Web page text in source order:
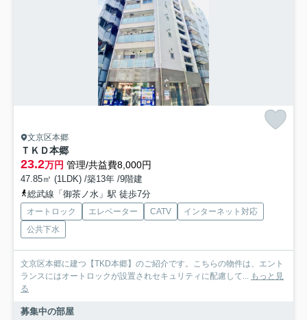
文京区本郷
ＴＫＤ本郷
23.2万円 管理/共益費8,000円
47.85㎡ (1LDK) /築13年 /9階建
総武線「御茶ノ水」駅 徒歩7分
オートロック エレベーター CATV
インターネット対応
公共下水
文京区本郷に建つ【TKD本郷】のご紹介です。こちらの物件は、エント
ランスにはオートロックが設置されセキュリティに配慮して... もっと見
る
募集中の部屋